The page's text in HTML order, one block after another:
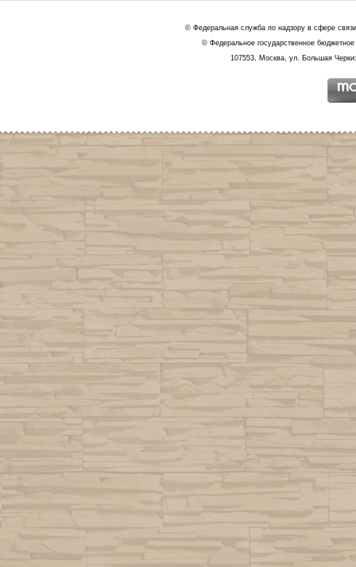
© Федеральная служба по надзору в сфере
© Федеральное государственное
107553, Москва, ул. Большая